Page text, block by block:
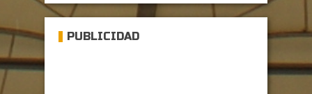
PUBLICIDAD